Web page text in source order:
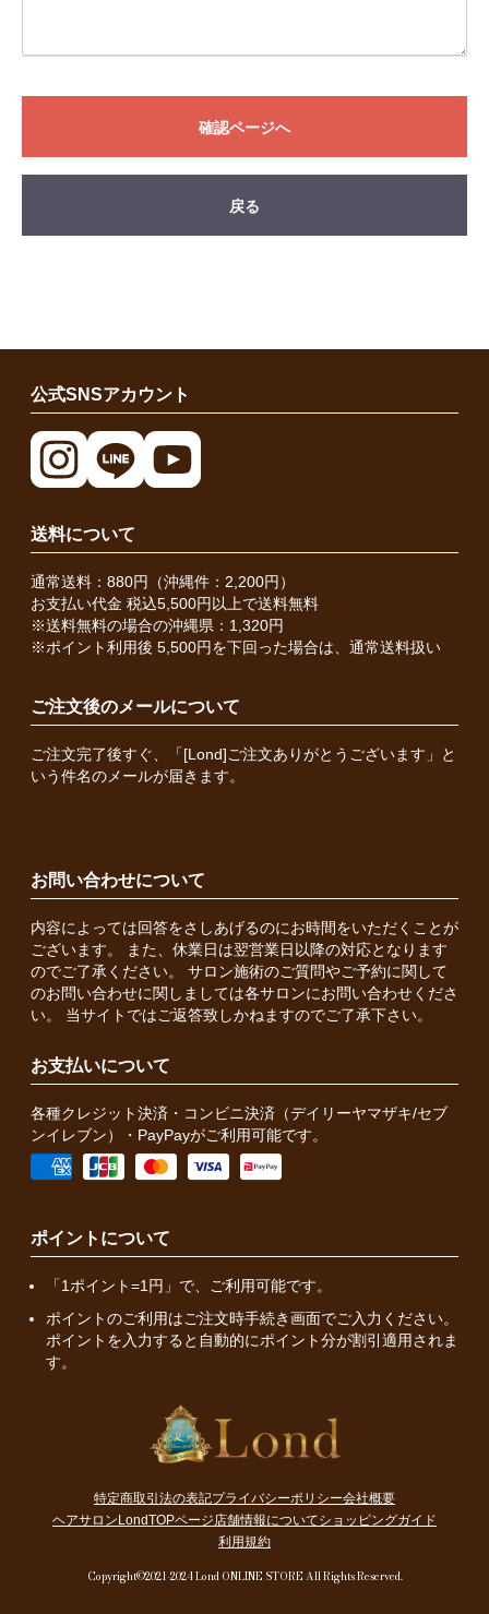
確認ページへ
戻る
公式SNSアカウント
送料について
通常送料：880円（沖縄件：2,200円）
お支払い代金 税込5,500円以上で送料無料
※送料無料の場合の沖縄県：1,320円
※ポイント利用後 5,500円を下回った場合は、通常送料扱い
ご注文後のメールについて
ご注文完了後すぐ、「[Lond]ご注文ありがとうございます」と
いう件名のメールが届きます。
お問い合わせについて
内容によっては回答をさしあげるのにお時間をいただくことが
ございます。 また、休業日は翌営業日以降の対応となります
のでご了承ください。 サロン施術のご質問やご予約に関して
のお問い合わせに関しましては各サロンにお問い合わせくださ
い。 当サイトではご返答致しかねますのでご了承下さい。
お支払いについて
各種クレジット決済・コンビニ決済（デイリーヤマザキ/セブ
ンイレブン）・PayPayがご利用可能です。
ポイントについて
「1ポイント=1円」で、ご利用可能です。
ポイントのご利用はご注文時手続き画面でご入力ください。
ポイントを入力すると自動的にポイント分が割引適用されま
す。
特定商取引法の表記プライバシーポリシー会社概要
ヘアサロンLondTOPページ店舗情報についてショッピングガイド
利用規約
Copyright©2021-2024 Lond ONLINE STORE All Rights Reserved.